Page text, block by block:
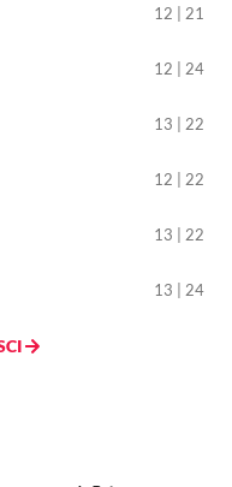
12 | 21
12 | 24
13 | 22
12 | 22
13 | 22
13 | 24